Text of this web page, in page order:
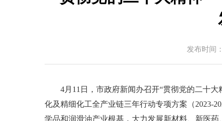
发布时间
4月11日，市政府新闻办召开“贯彻党的二十大
化及精细化工全产业链三年行动专项方案（2023-
学品和润滑油产业根基，大力发展新材料、新医